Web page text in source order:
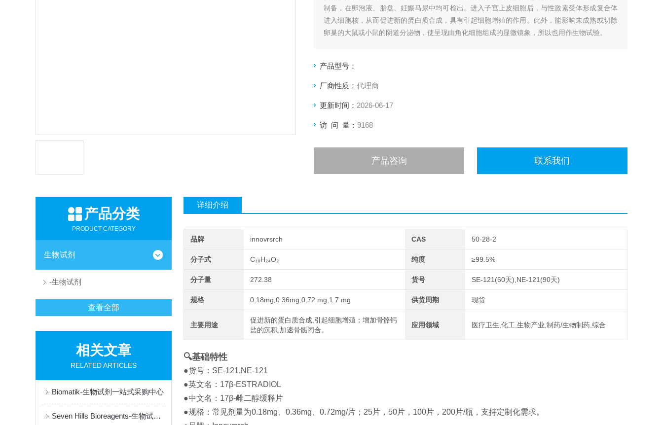
制备，在卵泡液、胎盘、妊娠马尿中均可检出。进入子宫上皮细胞后，与性激素受体形成复合体
进入细胞核，从而促进新的蛋白质合成，具有引起细胞增殖的作用。此外，能影响未成熟或切除
卵巢的大鼠或小鼠的阴道分泌物，使呈现由角化细胞组成的显微镜象，所以也用作生物试验。
产品型号：
厂商性质： 代理商
更新时间： 2026-06-17
访 问 量： 9168
产品咨询 联系我们
产品分类
PRODUCT CATEGORY
生物试剂
-生物试剂
查看全部
相关文章
RELATED ARTICLES
Biomatik-生物试剂一站式采购中心
Seven Hills Bioreagents-生物试剂供应商
详细介绍
品牌 innovrsrch CAS 50-28-2
分子式 C₁₈H₂₄O₂ 纯度 ≥99.5%
分子量 272.38 货号 SE-121(60天),NE-121(90天)
规格 0.18mg,0.36mg,0.72 mg,1.7 mg 供货周期 现货
主要用途
促进新的蛋白质合成,引起细胞增殖；增加骨骼钙
盐的沉积,加速骨骺闭合。
应用领域 医疗卫生,化工,生物产业,制药/生物制药,综合
🔍基础特性
●货号：SE-121,NE-121
●英文名：17β-ESTRADIOL
●中文名：17β-雌二醇缓释片
●规格：常见剂量为0.18mg、0.36mg、0.72mg/片；25片，50片，100片，200片/瓶，支持定制化需求。